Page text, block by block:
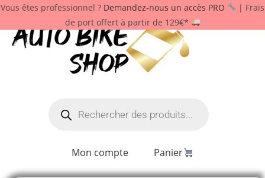
Vous êtes professionnel ? Demandez-nous un accès PRO
| Frais
de port offert à partir de 129€*
Mon compte Panier